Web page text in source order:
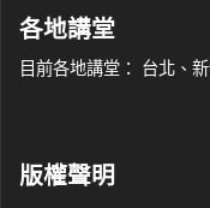
各地講堂
目前各地講堂： 台北、
版權聲明